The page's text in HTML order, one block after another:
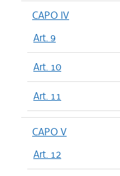
CAPO IV
Art. 9
Art. 10
Art. 11
CAPO V
Art. 12